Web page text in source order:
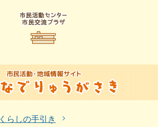
くらしの手引き